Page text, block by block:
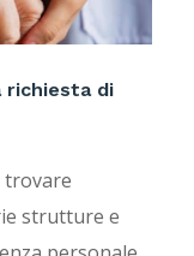
richiesta di
trovare
strutture e